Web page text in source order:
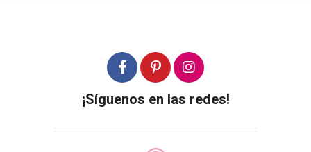
¡Síguenos en las redes!